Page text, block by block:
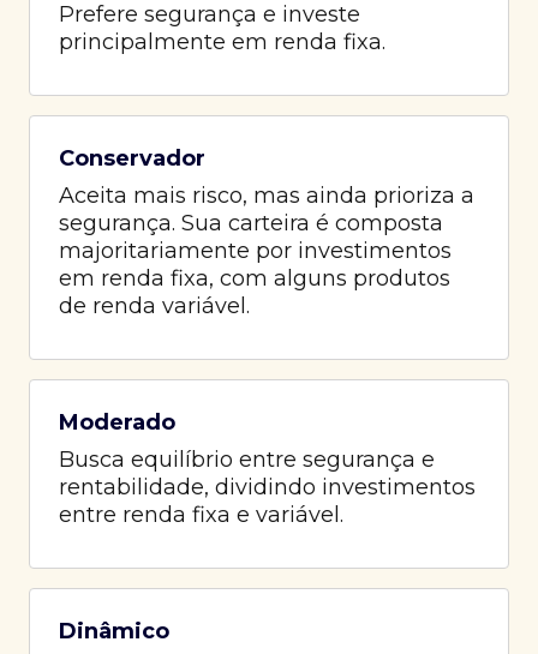
Prefere segurança e investe
principalmente em renda fixa.
Conservador
Aceita mais risco, mas ainda prioriza a
segurança. Sua carteira é composta
majoritariamente por investimentos
em renda fixa, com alguns produtos
de renda variável.
Moderado
Busca equilíbrio entre segurança e
rentabilidade, dividindo investimentos
entre renda fixa e variável.
Dinâmico